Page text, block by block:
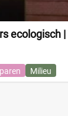
ecologisch
Milieu